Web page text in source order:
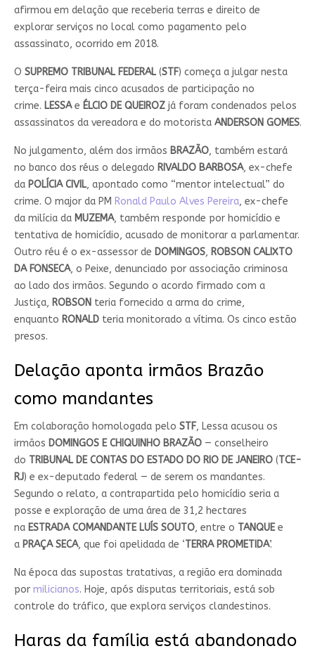
afirmou em delação que receberia terras e direito de
explorar serviços no local como pagamento pelo
assassinato, ocorrido em 2018.
O SUPREMO TRIBUNAL FEDERAL(STF) começa a julgar nesta
terça-feira mais cinco acusados de participação no
crime. LESSAe ÉLCIO DE QUEIROZjá foram condenados pelos
assassinatos da vereadora e do motorista ANDERSON GOMES.
No julgamento, além dos irmãos BRAZÃO, também estará
no banco dos réus o delegado RIVALDO BARBOSA, ex-chefe
da POLÍCIA CIVIL, apontado como “mentor intelectual” do
crime. O major da PM Ronald Paulo Alves Pereira, ex-chefe
da milícia da MUZEMA, também responde por homicídio e
tentativa de homicídio, acusado de monitorar a parlamentar.
Outro réu é o ex-assessor de DOMINGOS, ROBSON CALIXTO
DA FONSECA, o Peixe, denunciado por associação criminosa
ao lado dos irmãos. Segundo o acordo firmado com a
Justiça, ROBSON teria fornecido a arma do crime,
enquanto RONALDteria monitorado a vítima. Os cinco estão
presos.
Delação aponta irmãos Brazão
como mandantes
Em colaboração homologada pelo STF, Lessa acusou os
irmãos DOMINGOS E CHIQUINHO BRAZÃO— conselheiro
do TRIBUNAL DE CONTAS DO ESTADO DO RIO DE JANEIRO(TCE-
RJ) e ex-deputado federal — de serem os mandantes.
Segundo o relato, a contrapartida pelo homicídio seria a
posse e exploração de uma área de 31,2 hectares
na ESTRADA COMANDANTE LUÍS SOUTO, entre o TANQUEe
a PRAÇA SECA, que foi apelidada de ‘TERRA PROMETIDA’.
Na época das supostas tratativas, a região era dominada
por milicianos. Hoje, após disputas territoriais, está sob
controle do tráfico, que explora serviços clandestinos.
Haras da família está abandonado